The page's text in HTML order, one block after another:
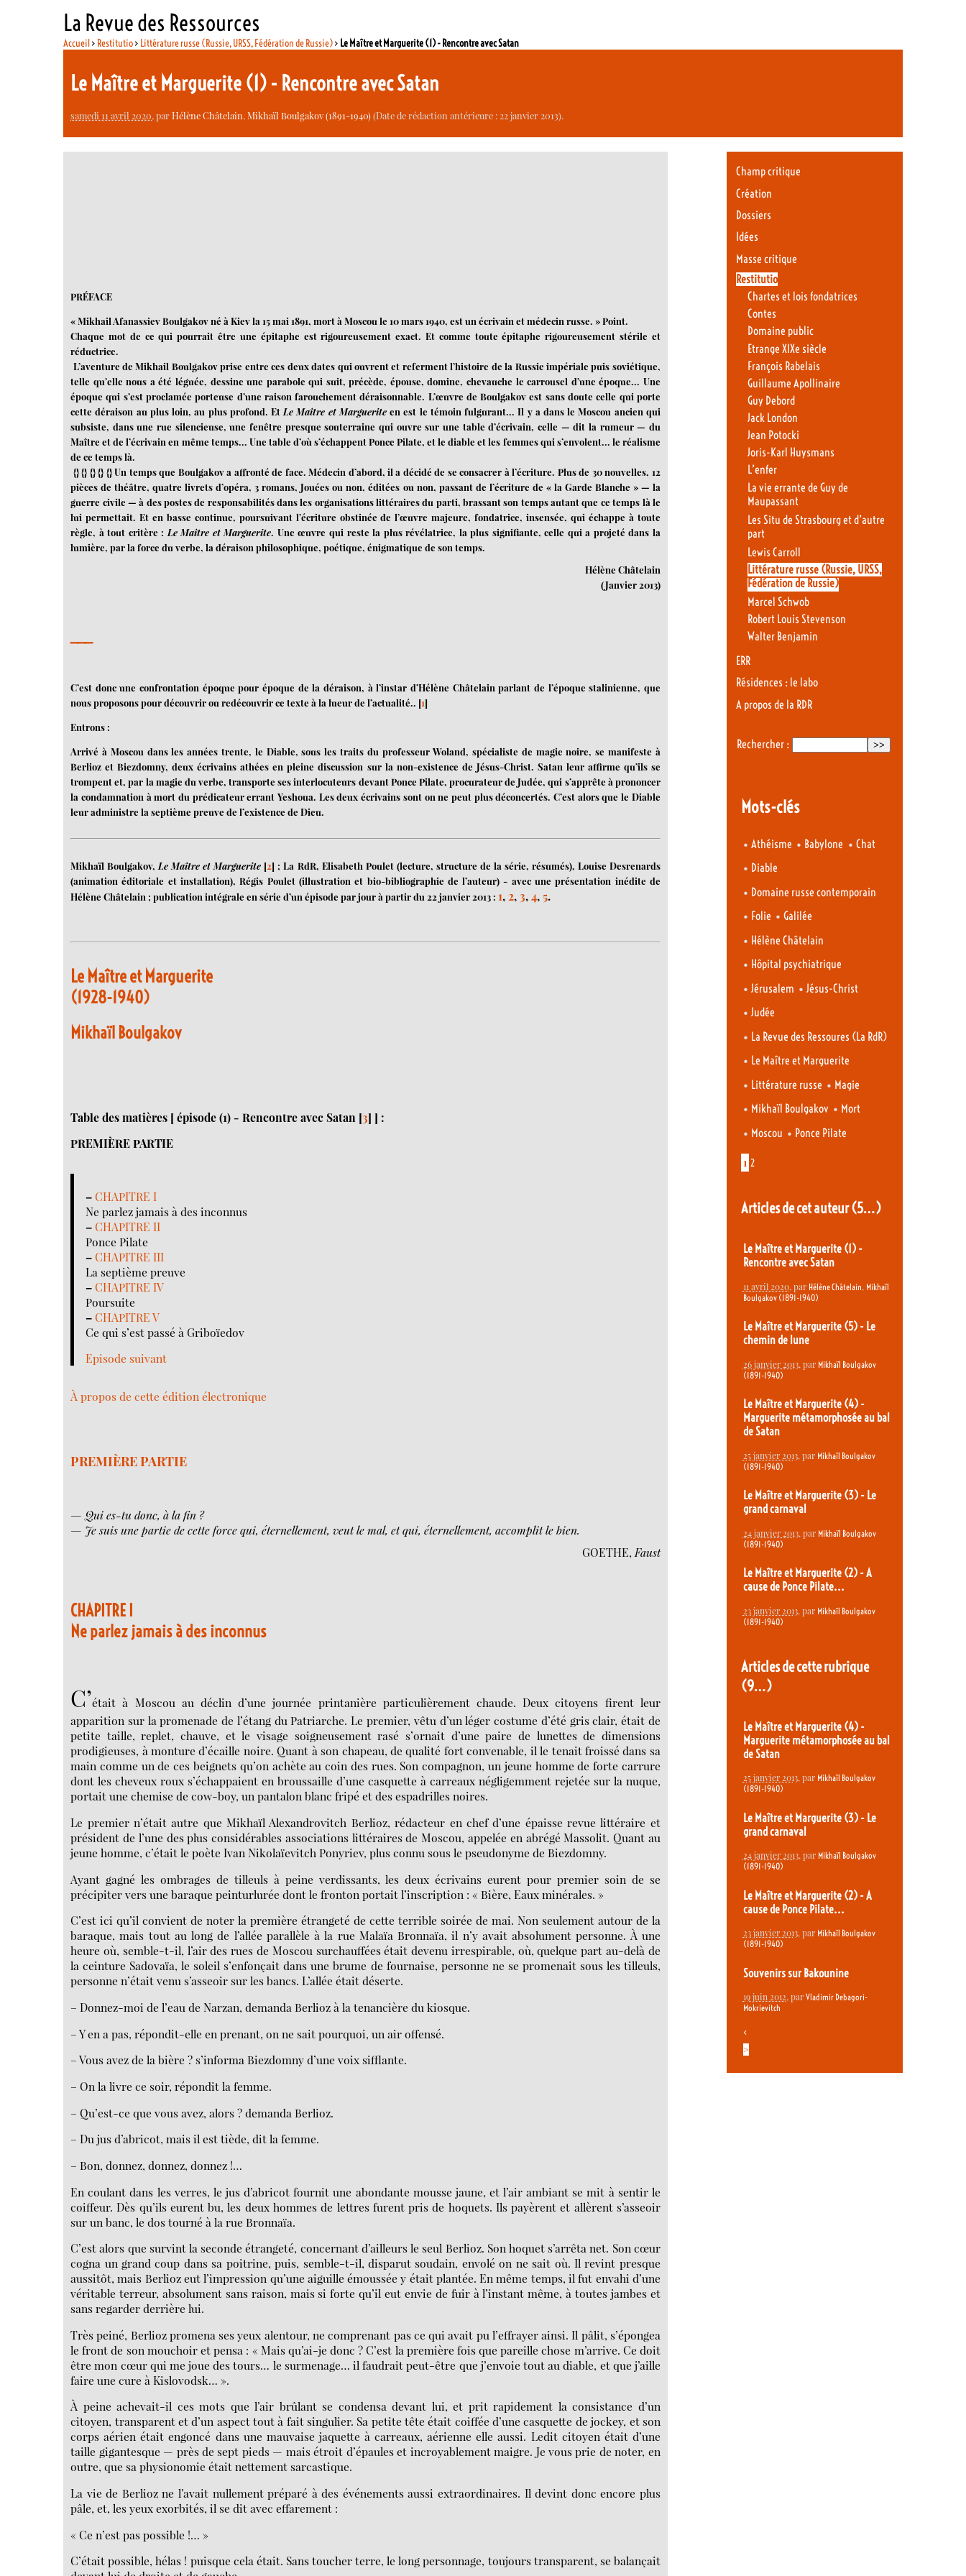
La Revue des Ressources
Accueil> Restitutio> Littérature russe (Russie, URSS, Fédération de Russie)> Le Maître et Marguerite (1) - Rencontre avec Satan
Le Maître et Marguerite (1) - Rencontre avec Satan
samedi 11 avril 2020, parHélène Châtelain,Mikhaïl Boulgakov (1891-1940)(Date de rédaction antérieure : 22 janvier 2013).
PRÉFACE
« Mikhail Afanassiev Boulgakov né à Kiev la 15 mai 1891, mort à Moscou le 10 mars 1940, est un écrivain et médecin russe. » Point.
Chaque mot de ce qui pourrait être une épitaphe est rigoureusement exact. Et comme toute épitaphe rigoureusement stérile et
réductrice.
L’aventure de Mikhail Boulgakov prise entre ces deux dates qui ouvrent et referment l’histoire de la Russie impériale puis soviétique,
telle qu’elle nous a été léguée, dessine une parabole qui suit, précède, épouse, domine, chevauche le carrousel d’une époque... Une
époque qui s’est proclamée porteuse d’une raison farouchement déraisonnable. L’œuvre de Boulgakov est sans doute celle qui porte
cette déraison au plus loin, au plus profond. EtLe Maître et Margueriteen est le témoin fulgurant... Il y a dans le Moscou ancien qui
subsiste, dans une rue silencieuse, une fenêtre presque souterraine qui ouvre sur une table d’écrivain, celle — dit la rumeur — du
Maître et de l’écrivain en même temps... Une table d’où s’échappent Ponce Pilate, et le diable et les femmes qui s’envolent... le réalisme
de ce temps là.
{} {} {} {} {} Un temps que Boulgakov a affronté de face. Médecin d’abord, il a décidé de se consacrer à l’écriture. Plus de 30 nouvelles, 12
pièces de théâtre, quatre livrets d’opéra, 3 romans, Jouées ou non, éditées ou non, passant de l’écriture de « la Garde Blanche » — la
guerre civile — à des postes de responsabilités dans les organisations littéraires du parti, brassant son temps autant que ce temps là le
lui permettait. Et en basse continue, poursuivant l’écriture obstinée de l’œuvre majeure, fondatrice, insensée, qui échappe à toute
règle, à tout critère :Le Maître et Marguerite. Une œuvre qui reste la plus révélatrice, la plus signifiante, celle qui a projeté dans la
lumière, par la force du verbe, la déraison philosophique, poétique, énigmatique de son temps.
Hélène Châtelain
(Janvier 2013)
C’est donc une confrontation époque pour époque de la déraison, à l’instar d’Hélène Châtelain parlant de l’époque stalinienne, que
nous proposons pour découvrir ou redécouvrir ce texte à la lueur de l’actualité.. [1]
Entrons :
Arrivé à Moscou dans les années trente, le Diable, sous les traits du professeur Woland, spécialiste de magie noire, se manifeste à
Berlioz et Biezdomny, deux écrivains athées en pleine discussion sur la non-existence de Jésus-Christ. Satan leur affirme qu’ils se
trompent et, par la magie du verbe, transporte ses interlocuteurs devant Ponce Pilate, procurateur de Judée, qui s’apprête à prononcer
la condamnation à mort du prédicateur errant Yeshoua. Les deux écrivains sont on ne peut plus déconcertés. C’est alors que le Diable
leur administre la septième preuve de l’existence de Dieu.
Mikhaïl Boulgakov,Le Maître et Marguerite [2] ; La RdR, Elisabeth Poulet (lecture, structure de la série, résumés), Louise Desrenards
(animation éditoriale et installation), Régis Poulet (illustration et bio-bibliographie de l’auteur) - avec une présentation inédite de
Hélène Châtelain ; publication intégrale en série d’un épisode par jour à partir du 22 janvier 2013 :1, 2, 3,4, 5.
Le Maître et Marguerite
(1928-1940)
Mikhaïl Boulgakov
Table des matières [ épisode (1) - Rencontre avec Satan [3] ] :
PREMIÈRE PARTIE
– CHAPITRE I
Ne parlez jamais à des inconnus
– CHAPITRE II
Ponce Pilate
– CHAPITRE III
La septième preuve
– CHAPITRE IV
Poursuite
– CHAPITRE V
Ce qui s’est passé à Griboïedov
Episode suivant
À propos de cette édition électronique
PREMIÈRE PARTIE
— Qui es-tu donc, à la fin ?
— Je suis une partie de cette force qui, éternellement, veut le mal, et qui, éternellement, accomplit le bien.
GOETHE, Faust
CHAPITRE I
Ne parlez jamais à des inconnus
C’était à Moscou au déclin d’une journée printanière particulièrement chaude. Deux citoyens firent leur
apparition sur la promenade de l’étang du Patriarche. Le premier, vêtu d’un léger costume d’été gris clair, était de
petite taille, replet, chauve, et le visage soigneusement rasé s’ornait d’une paire de lunettes de dimensions
prodigieuses, à monture d’écaille noire. Quant à son chapeau, de qualité fort convenable, il le tenait froissé dans sa
main comme un de ces beignets qu’on achète au coin des rues. Son compagnon, un jeune homme de forte carrure
dont les cheveux roux s’échappaient en broussaille d’une casquette à carreaux négligemment rejetée sur la nuque,
portait une chemise de cow-boy, un pantalon blanc fripé et des espadrilles noires.
Le premier n’était autre que Mikhaïl Alexandrovitch Berlioz, rédacteur en chef d’une épaisse revue littéraire et
président de l’une des plus considérables associations littéraires de Moscou, appelée en abrégé Massolit. Quant au
jeune homme, c’était le poète Ivan Nikolaïevitch Ponyriev, plus connu sous le pseudonyme de Biezdomny.
Ayant gagné les ombrages de tilleuls à peine verdissants, les deux écrivains eurent pour premier soin de se
précipiter vers une baraque peinturlurée dont le fronton portait l’inscription : « Bière, Eaux minérales. »
C’est ici qu’il convient de noter la première étrangeté de cette terrible soirée de mai. Non seulement autour de la
baraque, mais tout au long de l’allée parallèle à la rue Malaïa Bronnaïa, il n’y avait absolument personne. À une
heure où, semble-t-il, l’air des rues de Moscou surchauffées était devenu irrespirable, où, quelque part au-delà de
la ceinture Sadovaïa, le soleil s’enfonçait dans une brume de fournaise, personne ne se promenait sous les tilleuls,
personne n’était venu s’asseoir sur les bancs. L’allée était déserte.
– Donnez-moi de l’eau de Narzan, demanda Berlioz à la tenancière du kiosque.
– Y en a pas, répondit-elle en prenant, on ne sait pourquoi, un air offensé.
– Vous avez de la bière ? s’informa Biezdomny d’une voix sifflante.
– On la livre ce soir, répondit la femme.
– Qu’est-ce que vous avez, alors ? demanda Berlioz.
– Du jus d’abricot, mais il est tiède, dit la femme.
– Bon, donnez, donnez, donnez !…
En coulant dans les verres, le jus d’abricot fournit une abondante mousse jaune, et l’air ambiant se mit à sentir le
coiffeur. Dès qu’ils eurent bu, les deux hommes de lettres furent pris de hoquets. Ils payèrent et allèrent s’asseoir
sur un banc, le dos tourné à la rue Bronnaïa.
C’est alors que survint la seconde étrangeté, concernant d’ailleurs le seul Berlioz. Son hoquet s’arrêta net. Son cœur
cogna un grand coup dans sa poitrine, puis, semble-t-il, disparut soudain, envolé on ne sait où. Il revint presque
aussitôt, mais Berlioz eut l’impression qu’une aiguille émoussée y était plantée. En même temps, il fut envahi d’une
véritable terreur, absolument sans raison, mais si forte qu’il eut envie de fuir à l’instant même, à toutes jambes et
sans regarder derrière lui.
Très peiné, Berlioz promena ses yeux alentour, ne comprenant pas ce qui avait pu l’effrayer ainsi. Il pâlit, s’épongea
le front de son mouchoir et pensa : « Mais qu’ai-je donc ? C’est la première fois que pareille chose m’arrive. Ce doit
être mon cœur qui me joue des tours… le surmenage… il faudrait peut-être que j’envoie tout au diable, et que j’aille
faire une cure à Kislovodsk… ».
À peine achevait-il ces mots que l’air brûlant se condensa devant lui, et prit rapidement la consistance d’un
citoyen, transparent et d’un aspect tout à fait singulier. Sa petite tête était coiffée d’une casquette de jockey, et son
corps aérien était engoncé dans une mauvaise jaquette à carreaux, aérienne elle aussi. Ledit citoyen était d’une
taille gigantesque — près de sept pieds — mais étroit d’épaules et incroyablement maigre. Je vous prie de noter, en
outre, que sa physionomie était nettement sarcastique.
La vie de Berlioz ne l’avait nullement préparé à des événements aussi extraordinaires. Il devint donc encore plus
pâle, et, les yeux exorbités, il se dit avec effarement :
« Ce n’est pas possible !… »
C’était possible, hélas ! puisque cela était. Sans toucher terre, le long personnage, toujours transparent, se balançait
Champ critique
Création
Dossiers
Idées
Masse critique
Restitutio
Chartes et lois fondatrices
Contes
Domaine public
Etrange XIXe siècle
François Rabelais
Guillaume Apollinaire
Guy Debord
Jack London
Jean Potocki
Joris-Karl Huysmans
L’enfer
La vie errante de Guy de
Maupassant
Les Situ de Strasbourg et d’autre
part
Lewis Carroll
Littérature russe (Russie, URSS,
Fédération de Russie)
Marcel Schwob
Robert Louis Stevenson
Walter Benjamin
ERR
Résidences : le labo
A propos de la RDR
Rechercher :
Mots-clés
• Athéisme • Babylone • Chat
• Diable
• Domaine russe contemporain
• Folie •Galilée
• Hélène Châtelain
• Hôpital psychiatrique
• Jérusalem •Jésus-Christ
• Judée
• La Revue des Ressoures (La RdR)
• Le Maître et Marguerite
• Littérature russe • Magie
• Mikhaïl Boulgakov • Mort
• Moscou • Ponce Pilate
1 2
Articles de cet auteur(5…)
Le Maître et Marguerite (1) -
Rencontre avec Satan
11 avril 2020, par Hélène Châtelain, Mikhaïl
Boulgakov (1891-1940)
Le Maître et Marguerite (5) - Le
chemin de lune
26 janvier 2013, par Mikhaïl Boulgakov
(1891-1940)
Le Maître et Marguerite (4) -
Marguerite métamorphosée au bal
de Satan
25 janvier 2013, par Mikhaïl Boulgakov
(1891-1940)
Le Maître et Marguerite (3) - Le
grand carnaval
24 janvier 2013, par Mikhaïl Boulgakov
(1891-1940)
Le Maître et Marguerite (2) - A
cause de Ponce Pilate...
23 janvier 2013, par Mikhaïl Boulgakov
(1891-1940)
Articles de cette rubrique
(9…)
Le Maître et Marguerite (4) -
Marguerite métamorphosée au bal
de Satan
25 janvier 2013, par Mikhaïl Boulgakov
(1891-1940)
Le Maître et Marguerite (3) - Le
grand carnaval
24 janvier 2013, par Mikhaïl Boulgakov
(1891-1940)
Le Maître et Marguerite (2) - A
cause de Ponce Pilate...
23 janvier 2013, par Mikhaïl Boulgakov
(1891-1940)
Souvenirs sur Bakounine
19 juin 2012, par Vladimir Debagori-
Mokrievitch
<
>